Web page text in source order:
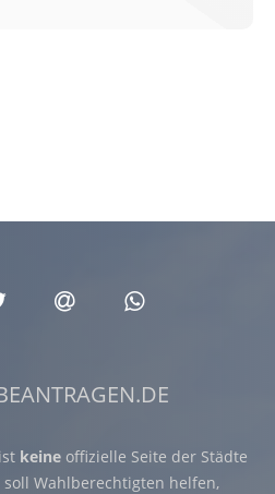
ist keine offizielle Seite der Städte
Wahlberechtigten helfen,